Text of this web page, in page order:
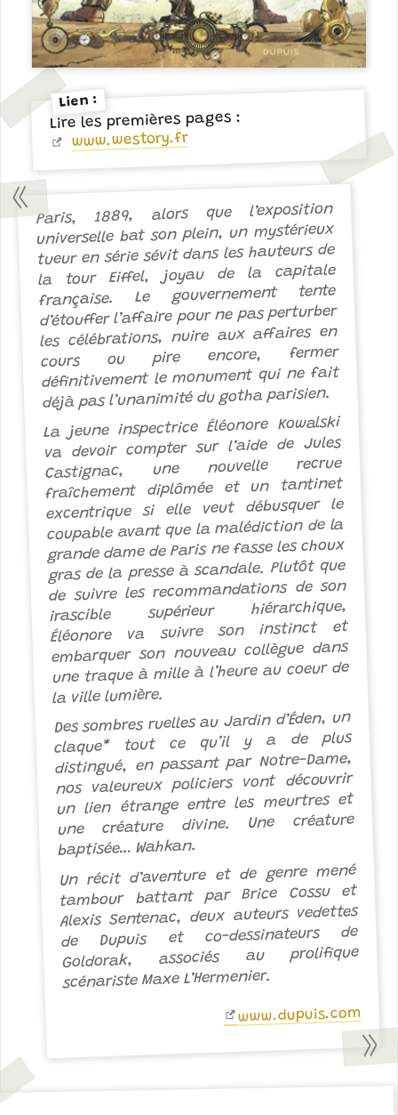
Lien :
Lire les premières pages :
www.westory.fr
Paris, 1889, alors que l’exposition
universelle bat son plein, un mystérieux
tueur en série sévit dans les hauteurs de
la tour Eiffel, joyau de la capitale
française. Le gouvernement tente
d’étouffer l’affaire pour ne pas perturber
les célébrations, nuire aux affaires en
cours ou pire encore, fermer
définitivement le monument qui ne fait
déjà pas l’unanimité du gotha parisien.
La jeune inspectrice Éléonore Kowalski
va devoir compter sur l’aide de Jules
Castignac, une nouvelle recrue
fraîchement diplômée et un tantinet
excentrique si elle veut débusquer le
coupable avant que la malédiction de la
grande dame de Paris ne fasse les choux
gras de la presse à scandale. Plutôt que
de suivre les recommandations de son
irascible supérieur hiérarchique,
Éléonore va suivre son instinct et
embarquer son nouveau collègue dans
une traque à mille à l’heure au coeur de
la ville lumière.
Des sombres ruelles au Jardin d’Éden, un
claque* tout ce qu’il y a de plus
distingué, en passant par Notre-Dame,
nos valeureux policiers vont découvrir
un lien étrange entre les meurtres et
une créature divine. Une créature
baptisée… Wahkan.
Un récit d’aventure et de genre mené
tambour battant par Brice Cossu et
Alexis Sentenac, deux auteurs vedettes
de Dupuis et co-dessinateurs de
Goldorak, associés au prolifique
scénariste Maxe L’Hermenier.
www.dupuis.com